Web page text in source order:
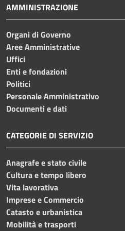
AMMINISTRAZIONE
Organi di Governo
Aree Amministrative
Uffici
Enti e fondazioni
Politici
Personale Amministrativo
Documenti e dati
CATEGORIE DI SERVIZIO
Anagrafe e stato civile
Cultura e tempo libero
Vita lavorativa
Imprese e Commercio
Catasto e urbanistica
Mobilità e trasporti